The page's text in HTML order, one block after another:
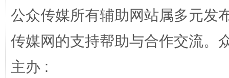
公众传媒所有辅助网站属多元发
传媒网的支持帮助与合作交流。
主办 :